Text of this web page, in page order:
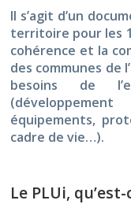
Il s’agit d’un
territoire pour les
cohérence et la
des communes de
besoins de
équipements,
cadre de vie…).
Le PLUi,